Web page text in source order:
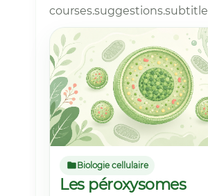
courses.suggestions.subtitle
Biologie cellulaire
Les péroxysomes